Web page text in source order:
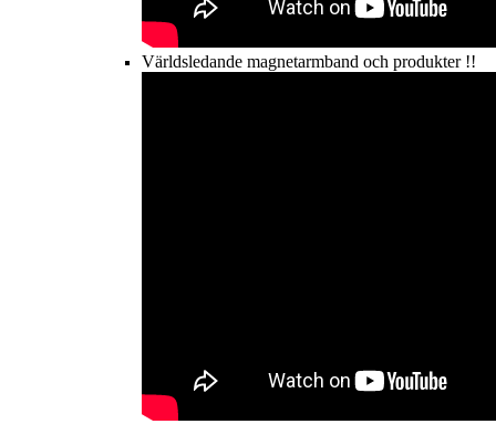
Världsledande magnetarmband och produkter !!